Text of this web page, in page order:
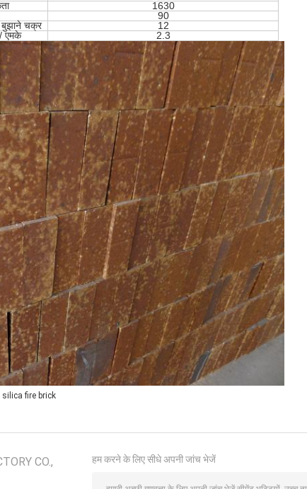
1630
90
बुझाने चक्र
12
एमके
2.3
fire brick
CO.,
हम करने के लिए सीधे अपनी जांच भेजें